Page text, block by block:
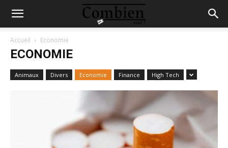
Accueil Economie
ECONOMIE
Animaux Divers Economie Finance High Tech